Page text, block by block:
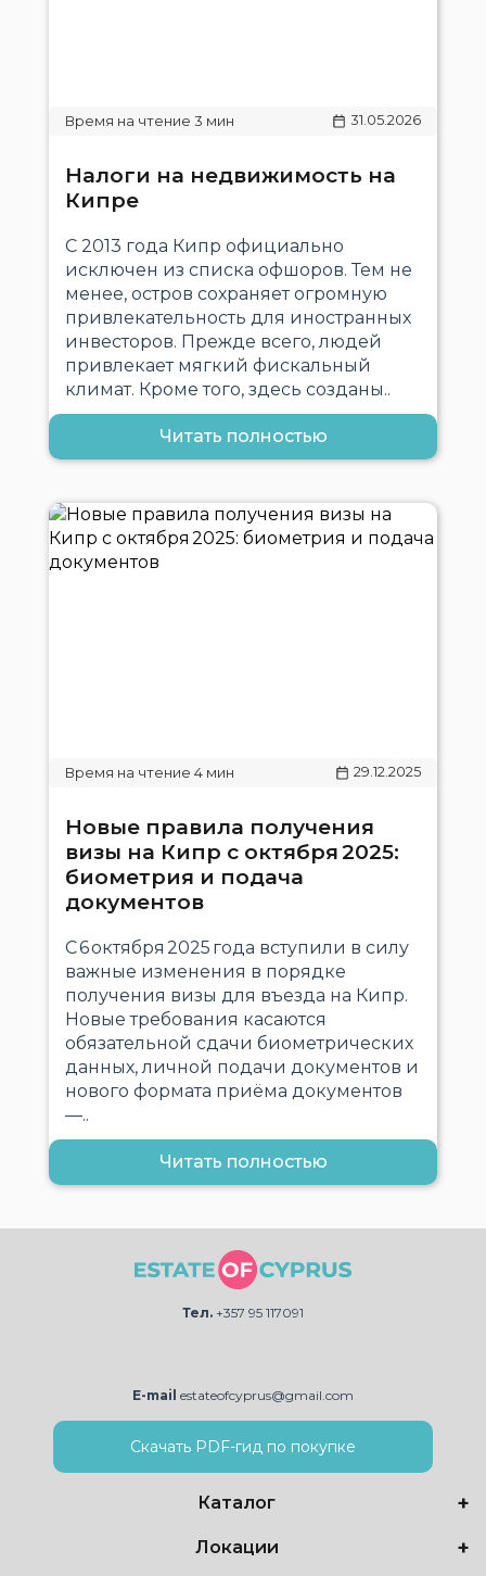
31.05.2026
Налоги на недвижимость на
Кипре
С 2013 года Кипр официально
исключен из списка офшоров. Тем не
менее, остров сохраняет огромную
привлекательность для иностранных
инвесторов. Прежде всего, людей
привлекает мягкий фискальный
климат. Кроме того, здесь созданы..
Читать полностью
29.12.2025
Новые правила получения
визы на Кипр с октября 2025:
биометрия и подача
документов
С 6 октября 2025 года вступили в силу
важные изменения в порядке
получения визы для въезда на Кипр.
Новые требования касаются
обязательной сдачи биометрических
данных, личной подачи документов и
нового формата приёма документов
—..
Читать полностью
Тел. +357 95 117091
E-mail estateofcyprus@gmail.com
Скачать PDF-гид по покупке
Каталог
Локации